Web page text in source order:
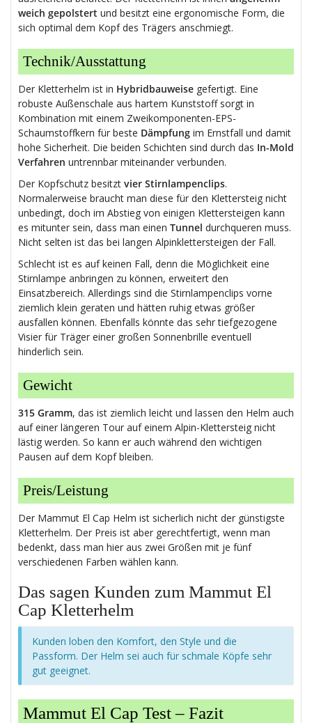
weich gepolstert und besitzt eine ergonomische Form, die
sich optimal dem Kopf des Trägers anschmiegt.
Technik/Ausstattung
Der Kletterhelm ist in Hybridbauweise gefertigt. Eine
robuste Außenschale aus hartem Kunststoff sorgt in
Kombination mit einem Zweikomponenten-EPS-
Schaumstoffkern für beste Dämpfung im Ernstfall und damit
hohe Sicherheit. Die beiden Schichten sind durch das In-Mold
Verfahren untrennbar miteinander verbunden.
Der Kopfschutz besitzt vier Stirnlampenclips.
Normalerweise braucht man diese für den Klettersteig nicht
unbedingt, doch im Abstieg von einigen Klettersteigen kann
es mitunter sein, dass man einen Tunnel durchqueren muss.
Nicht selten ist das bei langen Alpinklettersteigen der Fall.
Schlecht ist es auf keinen Fall, denn die Möglichkeit eine
Stirnlampe anbringen zu können, erweitert den
Einsatzbereich. Allerdings sind die Stirnlampenclips vorne
ziemlich klein geraten und hätten ruhig etwas größer
ausfallen können. Ebenfalls könnte das sehr tiefgezogene
Visier für Träger einer großen Sonnenbrille eventuell
hinderlich sein.
Gewicht
315 Gramm, das ist ziemlich leicht und lassen den Helm auch
auf einer längeren Tour auf einem Alpin-Klettersteig nicht
lästig werden. So kann er auch während den wichtigen
Pausen auf dem Kopf bleiben.
Preis/Leistung
Der Mammut El Cap Helm ist sicherlich nicht der günstigste
Kletterhelm. Der Preis ist aber gerechtfertigt, wenn man
bedenkt, dass man hier aus zwei Größen mit je fünf
verschiedenen Farben wählen kann.
Das sagen Kunden zum Mammut El
Cap Kletterhelm
Kunden loben den Komfort, den Style und die
Passform. Der Helm sei auch für schmale Köpfe sehr
gut geeignet.
Mammut El Cap Test – Fazit